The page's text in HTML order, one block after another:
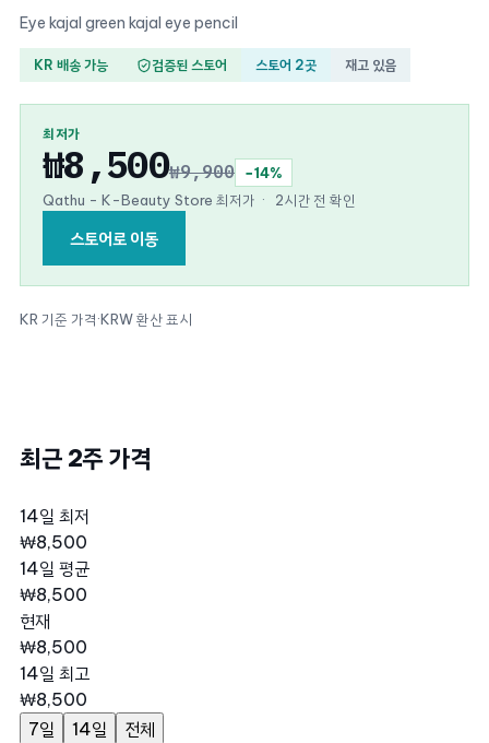
Eye kajal green kajal eye pencil
KR 배송 가능 검증된 스토어 스토어 2곳 재고 있음
최저가
₩8,500₩9,900
−14%
Qathu - K-Beauty Store 최저가 · 2시간 전 확인
스토어로 이동
KR 기준 가격·KRW 환산 표시
최근 2주 가격
14일 최저
₩8,500
14일 평균
₩8,500
현재
₩8,500
14일 최고
₩8,500
7일
14일 전체